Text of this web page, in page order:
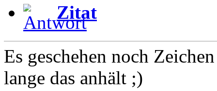
Zitat
Es geschehen noch
lange das anhält ;)